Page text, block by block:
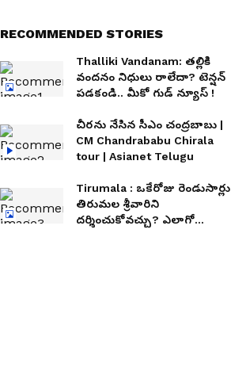
RECOMMENDED STORIES
Thalliki Vandanam: తల్లికి
వందనం నిధులు రాలేదా? టెన్షన్
పడకండి.. మీకో గుడ్ న్యూస్ !
చీరను నేసిన సీఎం చంద్రబాబు |
CM Chandrababu Chirala
tour | Asianet Telugu
Tirumala : ఒకేరోజు రెండుసార్లు
తిరుమల శ్రీవారిని
దర్శించుకోవచ్చు? ఎలాగో